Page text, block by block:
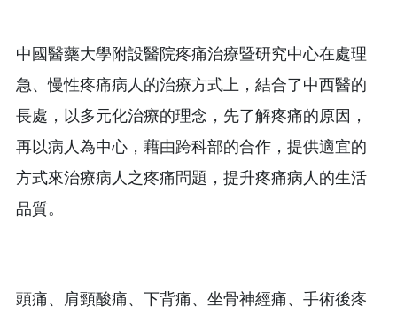
中國醫藥大學附設醫院疼痛治療暨研究中心在處理
急、慢性疼痛病人的治療方式上，結合了中西醫的
長處，以多元化治療的理念，先了解疼痛的原因，
再以病人為中心，藉由跨科部的合作，提供適宜的
方式來治療病人之疼痛問題，提升疼痛病人的生活
品質。
頭痛、肩頸酸痛、下背痛、坐骨神經痛、手術後疼